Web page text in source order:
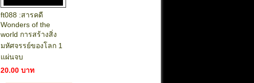
ft088 :สารคดี
Wonders of the
world การสร้างสิ่ง
มหัศจรรย์ของโลก 1
แผ่นจบ
20.00 บาท